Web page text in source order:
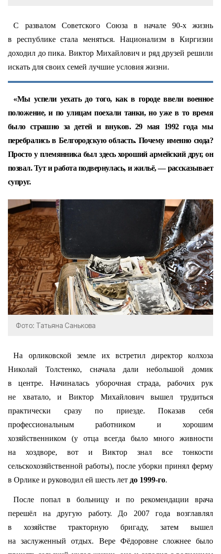
С развалом Советского Союза в начале 90-х жизнь
в республике стала меняться. Национализм в Киргизии
доходил до пика. Виктор Михайлович и ряд друзей решили
искать для своих семей лучшие условия жизни.
«Мы успели уехать до того, как в городе ввели военное
положение, и по улицам поехали танки, но уже в то время
было страшно за детей и внуков. 29 мая 1992 года мы
перебрались в Белгородскую область. Почему именно сюда?
Просто у племянника был здесь хороший армейский друг, он
позвал. Тут и работа подвернулась, и жильё, — рассказывает
супруг.
Фото: Татьяна Санькова
На орликовской земле их встретил директор колхоза
Николай Толстенко, сначала дали небольшой домик
в центре. Начиналась уборочная страда, рабочих рук
не хватало, и Виктор Михайлович вышел трудиться
практически сразу по приезде. Показав себя
профессиональным работником и хорошим
хозяйственником (у отца всегда было много живности
на хоздворе, вот и Виктор знал все тонкости
сельскохозяйственной работы), после уборки принял ферму
в Орлике и руководил ей шесть лет до 1999-го.
После попал в больницу и по рекомендации врача
перешёл на другую работу. До 2007 года возглавлял
в хозяйстве тракторную бригаду, затем вышел
на заслуженный отдых. Вере Фёдоровне сложнее было